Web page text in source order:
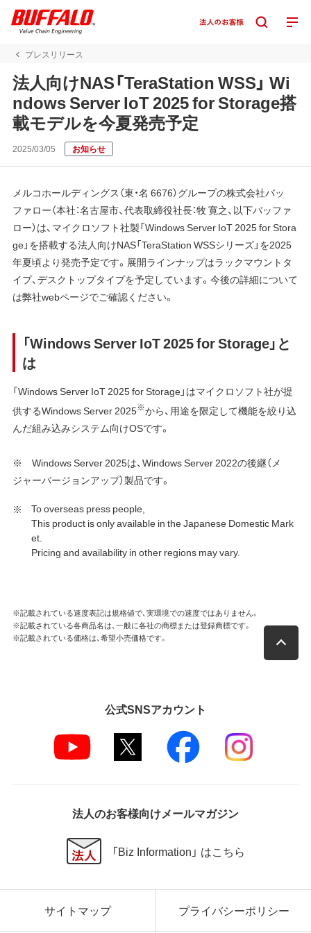
プレスリリース
法人向けNAS「TeraStation WSS」 Wi
ndows Server IoT 2025 for Storage搭
載モデルを今夏発売予定
2025/03/05 お知らせ
メルコホールディングス（東・名 6676）グループの株式会社バッ
ファロー（本社：名古屋市、代表取締役社長：牧 寛之、以下バッファ
ロー）は、マイクロソフト社製「Windows Server IoT 2025 for Stora
ge」を搭載する法人向けNAS「TeraStation WSSシリーズ」を2025
年夏頃より発売予定です。展開ラインナップはラックマウントタ
イプ、デスクトップタイプを予定しています。今後の詳細について
は弊社webページでご確認ください。
「Windows Server IoT 2025 for Storage」と
は
「Windows Server IoT 2025 for Storage」はマイクロソフト社が提
供するWindows Server 2025※から、用途を限定して機能を絞り込
んだ組み込みシステム向けOSです。
※ Windows Server 2025は、Windows Server 2022の後継（メ
ジャーバージョンアップ）製品です。
To overseas press people,
This product is only available in the Japanese Domestic Mark
et.
Pricing and availability in other regions may vary.
※記載されている速度表記は規格値で、実環境での速度ではありません。
※記載されている各商品名は、一般に各社の商標または登録商標です。
※記載されている価格は、希望小売価格です。
公式SNSアカウント
法人のお客様向けメールマガジン
「Biz Information」 はこちら
サイトマップ プライバシーポリシー